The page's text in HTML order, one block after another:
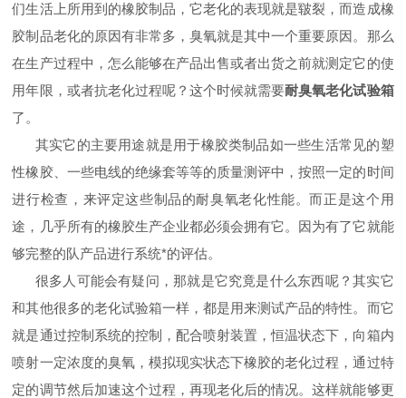
们生活上所用到的橡胶制品，它老化的表现就是皲裂，而造成橡
胶制品老化的原因有非常多，臭氧就是其中一个重要原因。那么
在生产过程中，怎么能够在产品出售或者出货之前就测定它的使
用年限，或者抗老化过程呢？这个时候就需要耐臭氧老化试验箱
了。
其实它的主要用途就是用于橡胶类制品如一些生活常见的塑
性橡胶、一些电线的绝缘套等等的质量测评中，按照一定的时间
进行检查，来评定这些制品的耐臭氧老化性能。而正是这个用
途，几乎所有的橡胶生产企业都必须会拥有它。因为有了它就能
够完整的队产品进行系统*的评估。
很多人可能会有疑问，那就是它究竟是什么东西呢？其实它
和其他很多的老化试验箱一样，都是用来测试产品的特性。而它
就是通过控制系统的控制，配合喷射装置，恒温状态下，向箱内
喷射一定浓度的臭氧，模拟现实状态下橡胶的老化过程，通过特
定的调节然后加速这个过程，再现老化后的情况。这样就能够更